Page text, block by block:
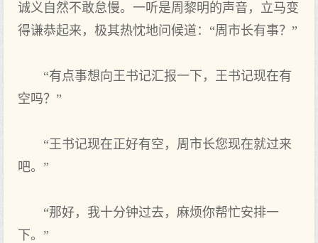
诚义自然不敢怠慢。一听是周黎明的声音，立马变
得谦恭起来，极其热忱地问候道：“周市长有事？”
“有点事想向王书记汇报一下，王书记现在有
空吗？”
“王书记现在正好有空，周市长您现在就过来
吧。”
“那好，我十分钟过去，麻烦你帮忙安排一
下。”